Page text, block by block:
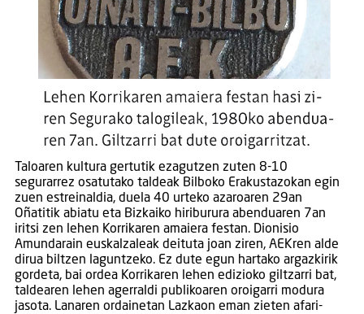
Taloaren kultura gertutik ezagutzen zuten 8-10
segurarrez osatutako taldeak Bilboko Erakustazokan egin
zuen estreinaldia, duela 40 urteko azaroaren 29an
Oñatitik abiatu eta Bizkaiko hiriburura abenduaren 7an
iritsi zen lehen Korrikaren amaiera festan. Dionisio
Amundarain euskalzaleak deituta joan ziren, AEKren alde
dirua biltzen laguntzeko. Ez dute egun hartako argazkirik
gordeta, bai ordea Korrikaren lehen edizioko giltzarri bat,
taldearen lehen agerraldi publikoaren oroigarri modura
jasota. Lanaren ordainetan Lazkaon eman zieten afari-